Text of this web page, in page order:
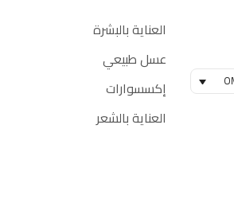
العناية بالبشرة
عسل طبيعي
إكسسوارات
العناية بالشعر